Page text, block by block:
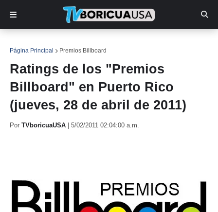
Página Principal Premios Billboard
Ratings de los "Premios
Billboard" en Puerto Rico
(jueves, 28 de abril de 2011)
Por TVboricuaUSA 5/02/2011 02:04:00 a.m.